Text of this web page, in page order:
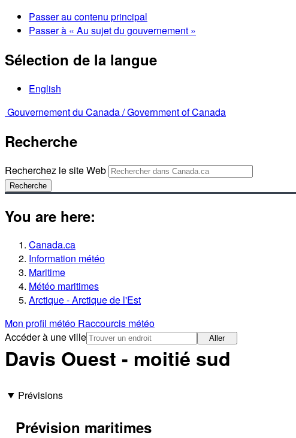
Passer au contenu principal
Passer à « Au sujet du gouvernement »
Sélection de la langue
English
Gouvernement du Canada /Government of Canada
Recherche
Recherchez le site Web
Recherche
You are here:
Canada.ca
Information météo
Maritime
Météo maritimes
Arctique - Arctique de l'Est
Mon profil météo Raccourcis météo
Accéder à une ville
Aller
Davis Ouest - moitié sud
Prévisions
Prévision maritimes